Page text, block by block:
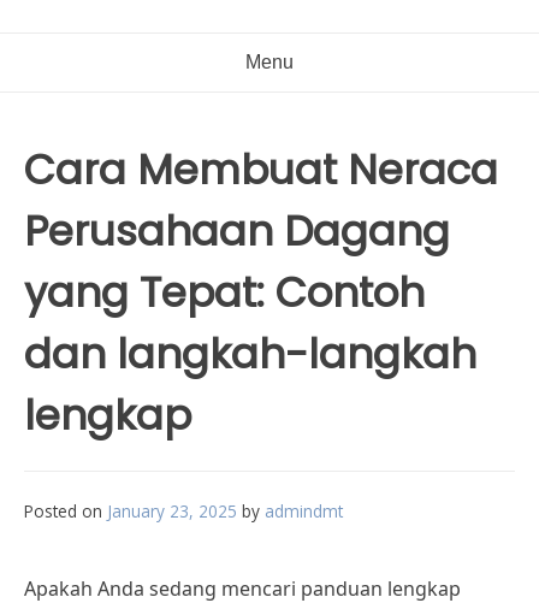
Menu
Cara Membuat Neraca
Perusahaan Dagang
yang Tepat: Contoh
dan langkah-langkah
lengkap
Posted on January 23, 2025 by admindmt
Apakah Anda sedang mencari panduan lengkap